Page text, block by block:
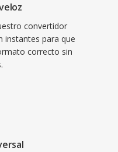
convertidor
instantes para que
correcto sin